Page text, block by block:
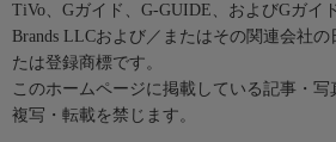
TiVo、Gガイド、G-GUIDE、およびGガイ
Brands LLCおよび／またはその関連会社
たは登録商標です。
このホームページに掲載している記事・
複写・転載を禁じます。